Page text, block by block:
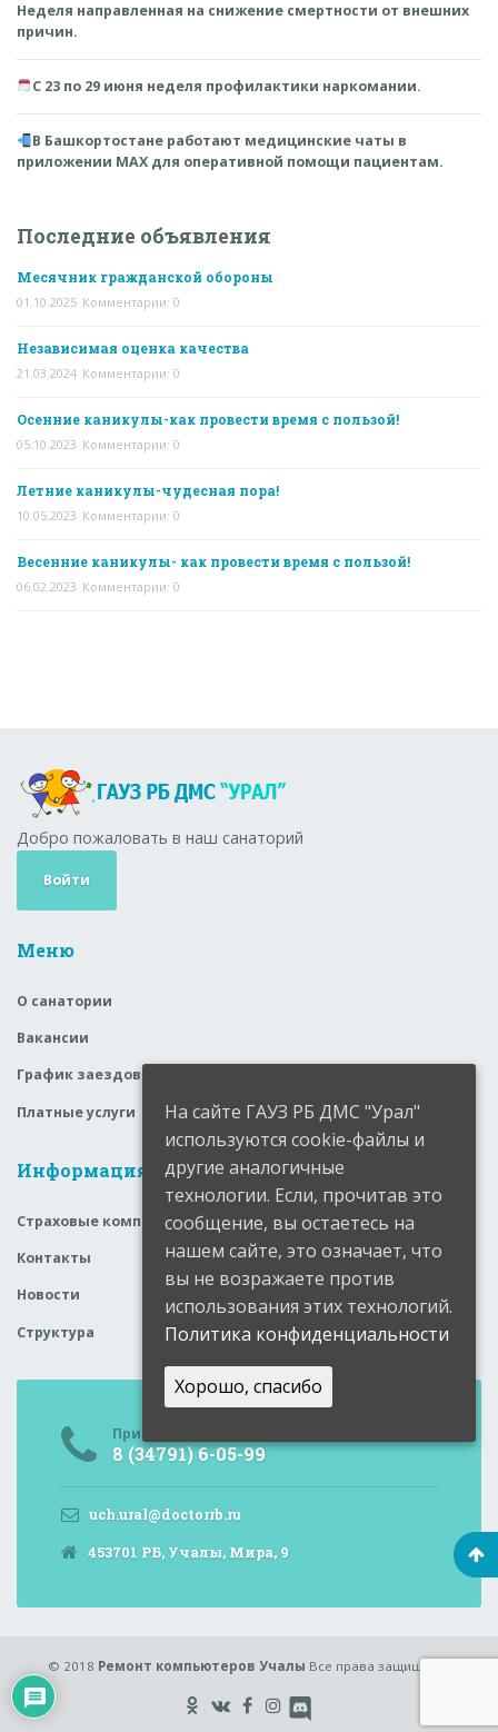
Неделя направленная на снижение смертности от внешних
причин.
С 23 по 29 июня неделя профилактики наркомании.
В Башкортостане работают медицинские чаты в
приложении MAX для оперативной помощи пациентам.
Последние объявления
Месячник гражданской обороны
01.10.2025 Комментарии: 0
Независимая оценка качества
21.03.2024 Комментарии: 0
Осенние каникулы-как провести время с пользой!
05.10.2023 Комментарии: 0
Летние каникулы-чудесная пора!
10.05.2023 Комментарии: 0
Весенние каникулы- как провести время с пользой!
06.02.2023 Комментарии: 0
Добро пожаловать в наш санаторий
Войти
Меню
О санатории
Вакансии
График заездов
Платные услуги
Информация
Страховые компании
Контакты
Новости
Структура
Приемная
8 (34791) 6-05-99
uch.ural@doctorrb.ru
453701 РБ, Учалы, Мира, 9
© 2018 Ремонт компьютеров Учалы Все права защищены.
На сайте ГАУЗ РБ ДМС "Урал"
используются cookie-файлы и
другие аналогичные
технологии. Если, прочитав это
сообщение, вы остаетесь на
нашем сайте, это означает, что
вы не возражаете против
использования этих технологий.
Политика конфиденциальности
Хорошо, спасибо